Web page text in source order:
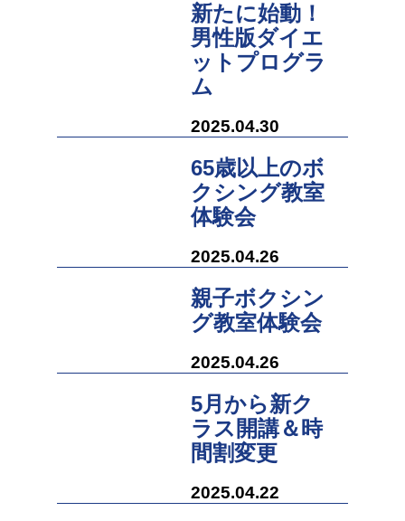
新たに始動！
男性版ダイエ
ットプログラ
ム
2025.04.30
65歳以上のボ
クシング教室
体験会
2025.04.26
親子ボクシン
グ教室体験会
2025.04.26
5月から新ク
ラス開講＆時
間割変更
2025.04.22